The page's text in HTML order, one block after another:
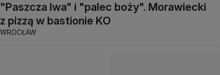
"Paszcza lwa" i "palec boży". Morawiecki
z pizzą w bastionie KO
WROCŁAW